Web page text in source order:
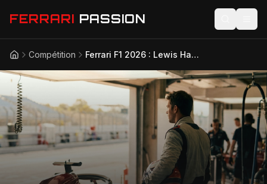
FERRARI PASSION
Actualités
Modèles
Compétition
Technologie
Lifestyle
AccueilCompétition Ferrari F1 2026 : Lewis Hamilton révèle son secret pour dominer la saison